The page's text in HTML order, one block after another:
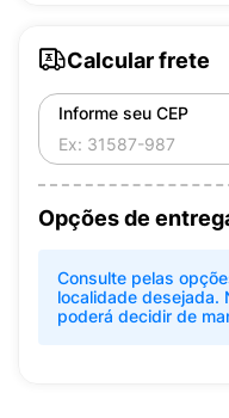
Calcular frete
Informe seu CEP
Opções de
Consulte pelas
localidade desejada.
poderá decidir de